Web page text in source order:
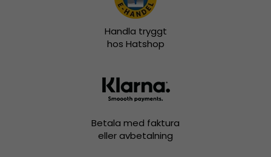
Handla tryggt
hos Hatshop
Betala med faktura
eller avbetalning